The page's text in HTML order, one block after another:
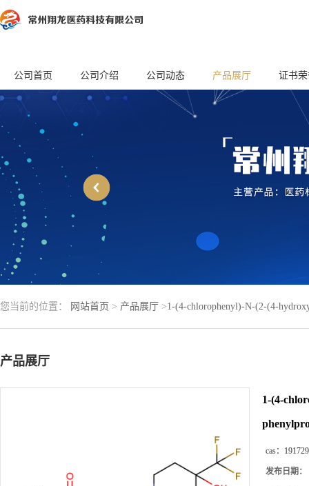
公司首页 公司介绍 公司动态 产品展厅 证书
您当前的位置： 网站首页 > 产品展厅 >1-(4-chlorophenyl)-N-(2-(4-
产品展厅
1-(4-
cas：
发布日期：